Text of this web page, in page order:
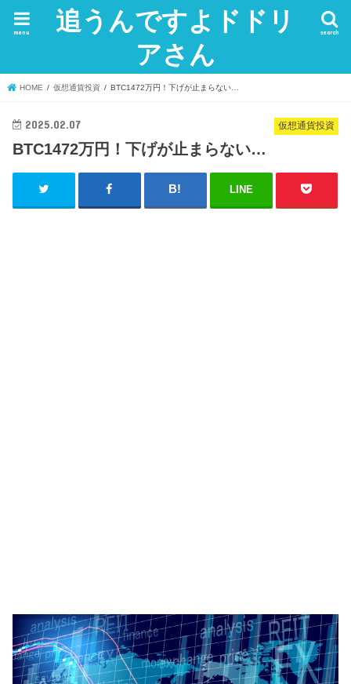
追うんですよドドリ
アさん
search
menu
HOME 仮想通貨投資 BTC1472万円！下げが止まらない…
仮想通貨投資
2025.02.07
BTC1472万円！下げが止まらない…
LINE